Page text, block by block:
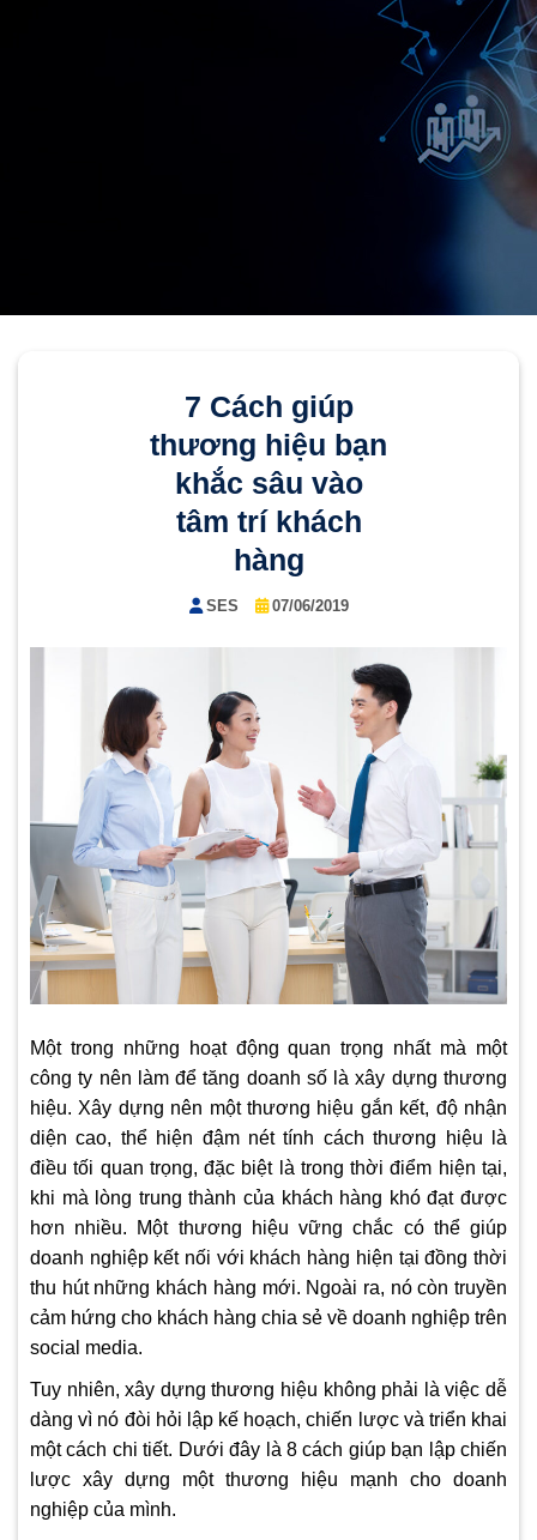
7 Cách giúp
thương hiệu bạn
khắc sâu vào
tâm trí khách
hàng
SES 07/06/2019
Một trong những hoạt động quan trọng nhất mà một
công ty nên làm để tăng doanh số là xây dựng thương
hiệu. Xây dựng nên một thương hiệu gắn kết, độ nhận
diện cao, thể hiện đậm nét tính cách thương hiệu là
điều tối quan trọng, đặc biệt là trong thời điểm hiện tại,
khi mà lòng trung thành của khách hàng khó đạt được
hơn nhiều. Một thương hiệu vững chắc có thể giúp
doanh nghiệp kết nối với khách hàng hiện tại đồng thời
thu hút những khách hàng mới. Ngoài ra, nó còn truyền
cảm hứng cho khách hàng chia sẻ về doanh nghiệp trên
social media.
Tuy nhiên, xây dựng thương hiệu không phải là việc dễ
dàng vì nó đòi hỏi lập kế hoạch, chiến lược và triển khai
một cách chi tiết. Dưới đây là 8 cách giúp bạn lập chiến
lược xây dựng một thương hiệu mạnh cho doanh
nghiệp của mình.